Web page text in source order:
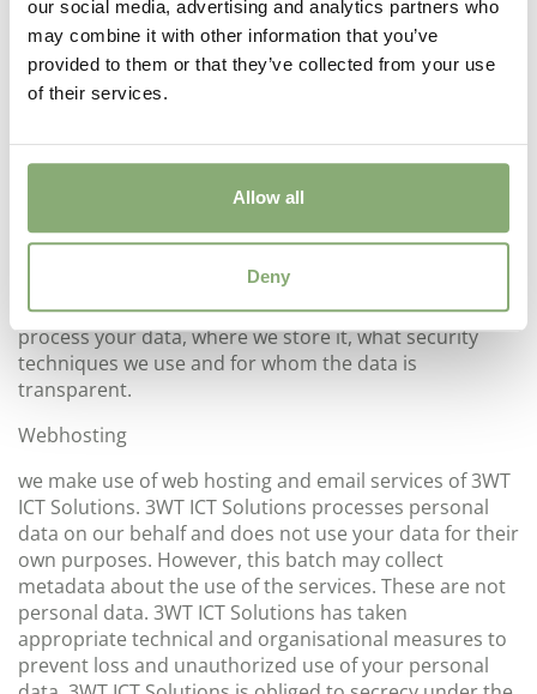
our social media, advertising and analytics partners who
may combine it with other information that you’ve
provided to them or that they’ve collected from your use
of their services.
Allow all
Deny
policy describes what information about you is
collected by us, where this information is used for, and
with whom and under what conditions this information
may be shared with third parties. We also explain to
data from misuse and what rights you have regarding
the personal data you provide to us. If you have any
questions about our Privacy policy, please contact our
contact person for privacy matters, you will find the
contact details at the end of our privacy policy.
About the data processing below you can read how we
process your data, where we store it, what security
techniques we use and for whom the data is
transparent.
Webhosting
we make use of web hosting and email services of 3WT
ICT Solutions. 3WT ICT Solutions processes personal
data on our behalf and does not use your data for their
own purposes. However, this batch may collect
metadata about the use of the services. These are not
personal data. 3WT ICT Solutions has taken
appropriate technical and organisational measures to
prevent loss and unauthorized use of your personal